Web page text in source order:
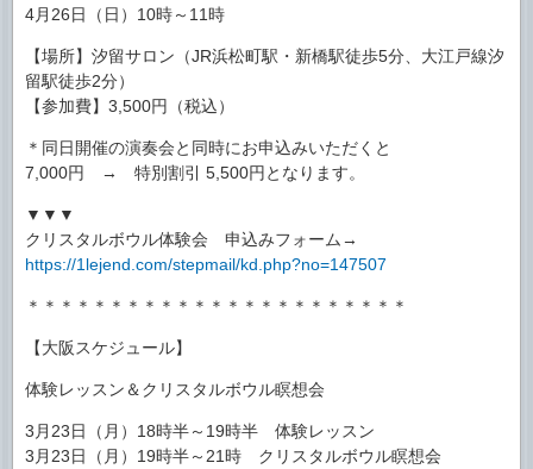
4月26日（日）10時～11時
【場所】汐留サロン（JR浜松町駅・新橋駅徒歩5分、大江戸線汐
留駅徒歩2分）
【参加費】3,500円（税込）
＊同日開催の演奏会と同時にお申込みいただくと
7,000円 → 特別割引 5,500円となります。
▼▼▼
クリスタルボウル体験会 申込みフォーム→
https://1lejend.com/stepmail/kd.php?no=147507
＊＊＊＊＊＊＊＊＊＊＊＊＊＊＊＊＊＊＊＊＊＊＊
【大阪スケジュール】
体験レッスン＆クリスタルボウル瞑想会
3月23日（月）18時半～19時半 体験レッスン
3月23日（月）19時半～21時 クリスタルボウル瞑想会